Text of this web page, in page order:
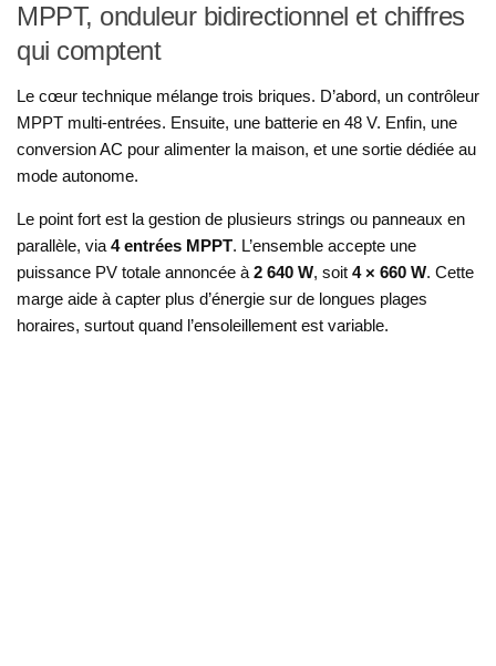
MPPT, onduleur bidirectionnel et chiffres
qui comptent
Le cœur technique mélange trois briques. D’abord, un contrôleur
MPPT multi-entrées. Ensuite, une batterie en 48 V. Enfin, une
conversion AC pour alimenter la maison, et une sortie dédiée au
mode autonome.
Le point fort est la gestion de plusieurs strings ou panneaux en
parallèle, via 4 entrées MPPT. L’ensemble accepte une
puissance PV totale annoncée à 2 640 W, soit 4 × 660 W. Cette
marge aide à capter plus d’énergie sur de longues plages
horaires, surtout quand l’ensoleillement est variable.